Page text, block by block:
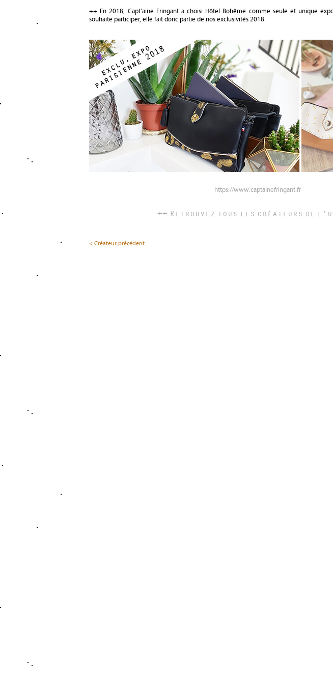
++ En 2018, Capt’aine Fringant a choisi Hôtel Bohême comme seule et unique
souhaite participer, elle fait donc partie de nos exclusivités 2018.
https://www.captainefringant.fr
++ Retrouvez tous les créateurs de
< Créateur précédent